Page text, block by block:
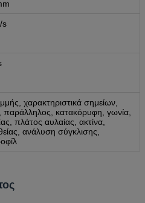
s
χαρακτηριστικά σημείων,
παράλληλος, κατακόρυφη, γωνία,
πλάτος αυλαίας, ακτίνα,
ανάλυση σύγκλισης,